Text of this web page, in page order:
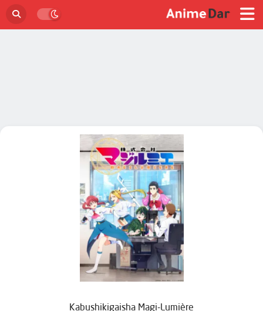
Kabushikigaisha Magi-Lumière